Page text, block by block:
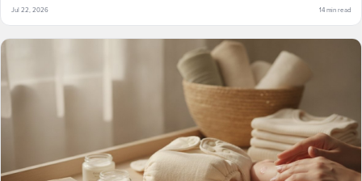
Jul 22, 2026 14 min read